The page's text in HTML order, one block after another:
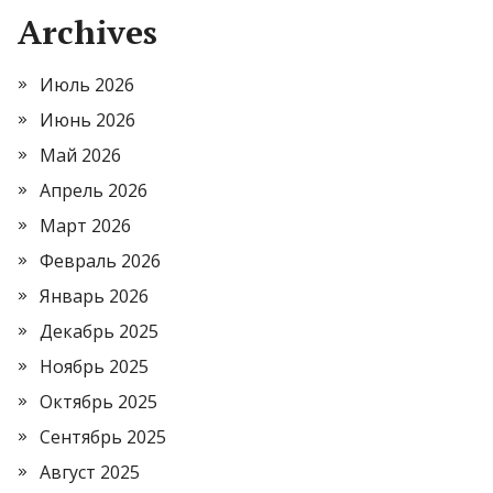
Archives
Июль 2026
Июнь 2026
Май 2026
Апрель 2026
Март 2026
Февраль 2026
Январь 2026
Декабрь 2025
Ноябрь 2025
Октябрь 2025
Сентябрь 2025
Август 2025